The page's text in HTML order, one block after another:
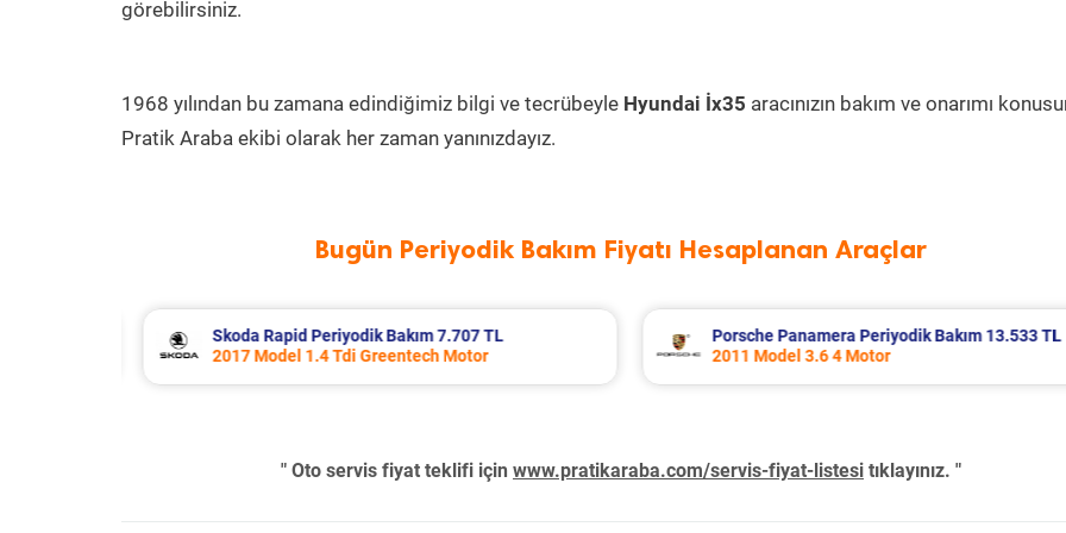
görebilirsiniz.
1968 yılından bu zamana edindiğimiz bilgi ve tecrübeyle Hyundai İx35 aracınızın bakım ve onarımı
Pratik Araba ekibi olarak her zaman yanınızdayız.
Bugün Periyodik Bakım Fiyatı Hesaplanan Araçlar
Porsche Panamera Periyodik Bakım 13.533 TL
2011 Model 3.6 4 Motor
Renault Fluence Periyodik Bakım 8.285 TL
2016 Model 1.5 Dci Motor
" Oto servis fiyat teklifi için www.pratikaraba.com/servis-fiyat-listesi tıklayınız. "